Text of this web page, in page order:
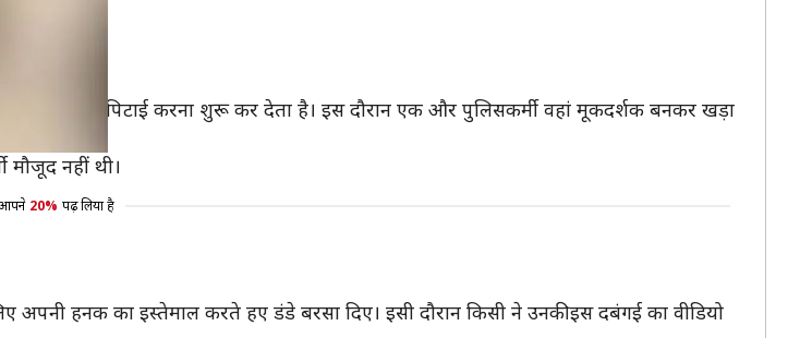
महिलाओं की पिटाई करना शुरू कर देता है। इस दौरान एक और पुलिसकर्मी वहां मूकदर्शक बनकर खड़ा
मौजूद नहीं थी।
20% पढ़ लिया है
हनक का इस्तेमाल करते हए डंडे बरसा दिए। इसी दौरान किसी ने उनकी इस दबंगई का वीडियो